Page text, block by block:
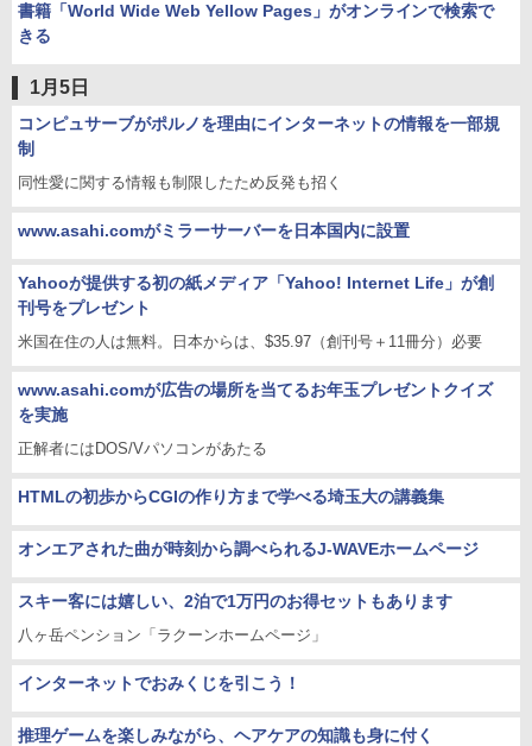
書籍「World Wide Web Yellow Pages」がオンラインで検索で
きる
1月5日
コンピュサーブがポルノを理由にインターネットの情報を一部規
制
同性愛に関する情報も制限したため反発も招く
www.asahi.comがミラーサーバーを日本国内に設置
Yahooが提供する初の紙メディア「Yahoo! Internet Life」が創
刊号をプレゼント
米国在住の人は無料。日本からは、$35.97（創刊号＋11冊分）必要
www.asahi.comが広告の場所を当てるお年玉プレゼントクイズ
を実施
正解者にはDOS/Vパソコンがあたる
HTMLの初歩からCGIの作り方まで学べる埼玉大の講義集
オンエアされた曲が時刻から調べられるJ-WAVEホームページ
スキー客には嬉しい、2泊で1万円のお得セットもあります
八ヶ岳ペンション「ラクーンホームページ」
インターネットでおみくじを引こう！
推理ゲームを楽しみながら、ヘアケアの知識も身に付く